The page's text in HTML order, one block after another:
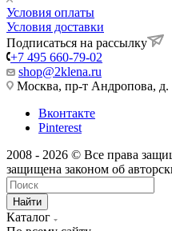
Условия оплаты
Условия доставки
Подписаться на рассылку
+7 495 660-79-02
shop@2klena.ru
Москва, пр-т Андропова, д.
Вконтакте
Pinterest
2008 - 2026 © Все права
защищена законом об
Найти
Каталог